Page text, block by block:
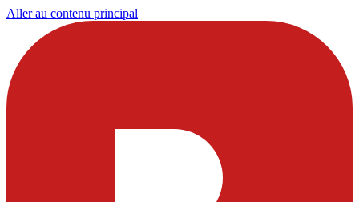
Aller au contenu principal